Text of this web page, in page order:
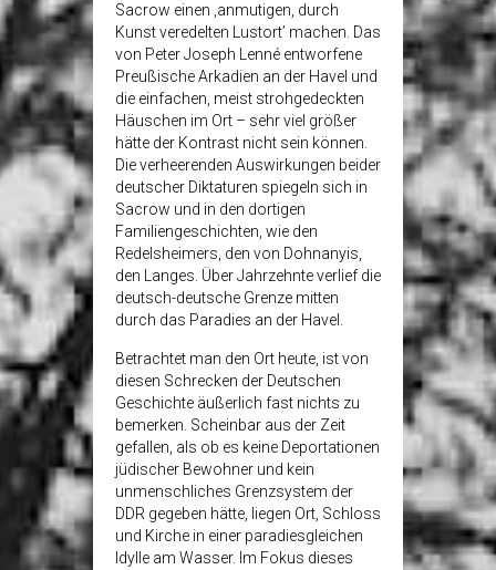
Sacrow einen ‚anmutigen, durch
Kunst veredelten Lustort’ machen. Das
von Peter Joseph Lenné entworfene
Preußische Arkadien an der Havel und
die einfachen, meist strohgedeckten
Häuschen im Ort – sehr viel größer
hätte der Kontrast nicht sein können.
Die verheerenden Auswirkungen beider
deutscher Diktaturen spiegeln sich in
Sacrow und in den dortigen
Familiengeschichten, wie den
Redelsheimers, den von Dohnanyis,
den Langes. Über Jahrzehnte verlief die
deutsch-deutsche Grenze mitten
durch das Paradies an der Havel.
Betrachtet man den Ort heute, ist von
diesen Schrecken der Deutschen
Geschichte äußerlich fast nichts zu
bemerken. Scheinbar aus der Zeit
gefallen, als ob es keine Deportationen
jüdischer Bewohner und kein
unmenschliches Grenzsystem der
DDR gegeben hätte, liegen Ort, Schloss
und Kirche in einer paradiesgleichen
Idylle am Wasser. Im Fokus dieses